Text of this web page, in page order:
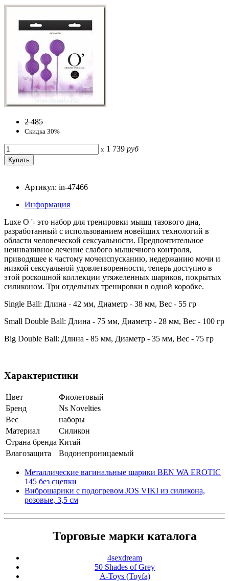
2 485
Скидка 30%
x 1 739 руб
Артикул: in-47466
Информация
Luxe O '- это набор для тренировки мышц тазового дна,
разработанный с использованием новейших технологий в
области человеческой сексуальности. Предпочтительное
неинвазивное лечение слабого мышечного контроля,
приводящее к частому мочеиспусканию, недержанию мочи и
низкой сексуальной удовлетворенности, теперь доступно в
этой роскошной коллекции утяжеленных шариков, покрытых
силиконом. Три отдельных тренировки в одной коробке.
Single Ball: Длина - 42 мм, Диаметр - 38 мм, Вес - 55 гр
Small Double Ball: Длина - 75 мм, Диаметр - 28 мм, Вес - 100 гр
Big Double Ball: Длина - 85 мм, Диаметр - 35 мм, Вес - 75 гр
Характеристики
Цвет
Фиолетовый
Бренд
Ns Novelties
Вес
наборы
Материал
Силикон
Страна бренда Китай
Влагозащита
Водонепроницаемый
Металлические вагинальные шарики BEN WA EROTIC
145 без сцепки
Виброшарики с подогревом JOS VIKI из силикона,
розовые, 3,5 см
Торговые марки каталога
4sexdream
50 Shades of Grey
A-Toys (Toyfa)